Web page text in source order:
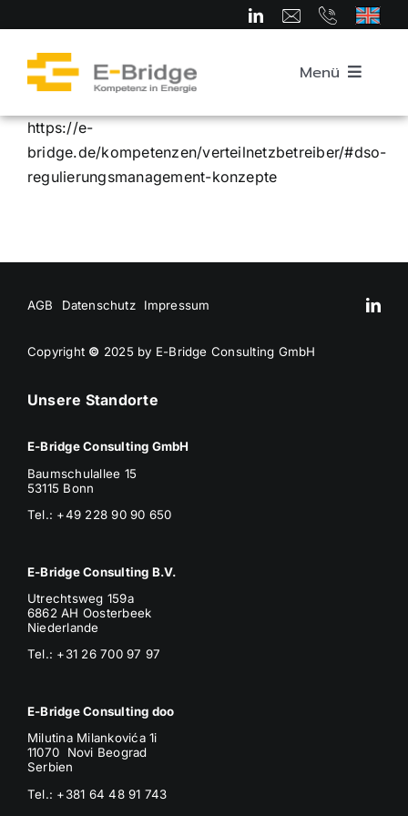
springen
Menü
Startseite
Team
Karriere
https://e-
bridge.de/kompetenzen/verteilnetzbetreiber/#dso-
regulierungsmanagement-konzepte
AGB Datenschutz Impressum
Copyright © 2025 by E-Bridge Consulting GmbH
Unsere Standorte
E-Bridge Consulting GmbH
Baumschulallee 15
53115 Bonn
Tel.: +49 228 90 90 650
E-Bridge Consulting B.V.
Utrechtsweg 159a
6862 AH Oosterbeek
Niederlande
Tel.: +31 26 700 97 97
E-Bridge Consulting doo
Milutina Milankovića 1i
11070 Novi Beograd
Serbien
Tel.: +381 64 48 91 743